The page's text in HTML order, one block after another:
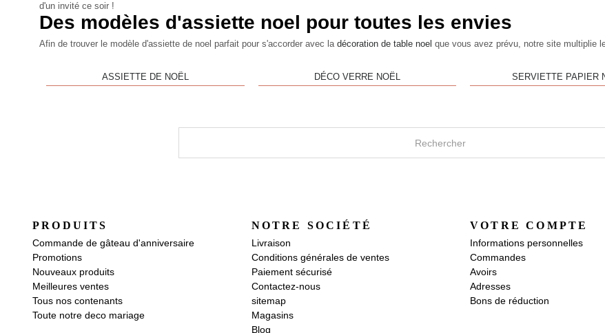
d'un invité ce soir !
Des modèles d'assiette noel pour toutes les envies
Afin de trouver le modèle d'assiette de noel parfait pour s'accorder avec la décoration de table noel que vous avez prévu, notre site multiplie
ASSIETTE DE NOËL DÉCO VERRE NOËL SERVIETTE PAPIER
PRODUITS
Commande de gâteau d'anniversaire
Promotions
Nouveaux produits
Meilleures ventes
Tous nos contenants
Toute notre deco mariage
NOTRE SOCIÉTÉ
Livraison
Conditions générales de ventes
Paiement sécurisé
Contactez-nous
sitemap
Magasins
Blog
VOTRE COMPTE
Informations personnelles
Commandes
Avoirs
Adresses
Bons de réduction